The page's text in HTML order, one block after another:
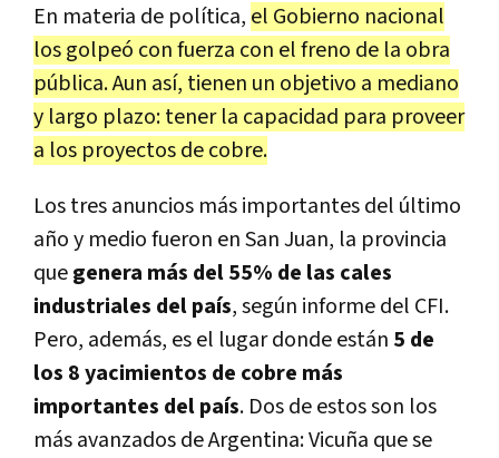
En materia de política, el Gobierno nacional
los golpeó con fuerza con el freno de la obra
pública. Aun así, tienen un objetivo a mediano
y largo plazo: tener la capacidad para proveer
a los proyectos de cobre.
Los tres anuncios más importantes del último
año y medio fueron en San Juan, la provincia
quegenera más del 55% de las cales
industriales del país, según informe del CFI.
Pero, además, es el lugar donde están 5 de
los 8 yacimientos de cobre más
importantes del país. Dos de estos son los
más avanzados de Argentina: Vicuña que se